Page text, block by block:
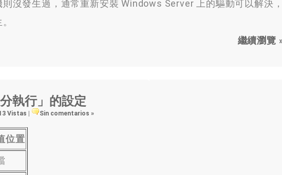
沒發生過 ， 通常重新安裝 Windows Server 上的驅動可以解決 ，
。
繼續瀏覽
執行」的設定
Vistas | Sin comentarios »
位置